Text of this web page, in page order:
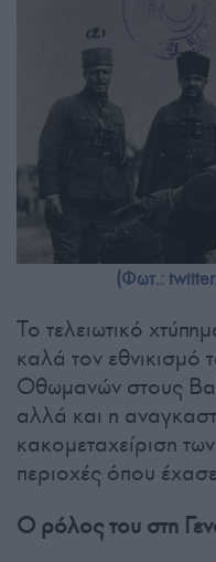
(Φωτ.:
Το τελειωτικό
καλά τον εθνικισμό
Οθωμανών στους
αλλά και η
κακομεταχείριση
περιοχές όπου
Ο ρόλος του στη